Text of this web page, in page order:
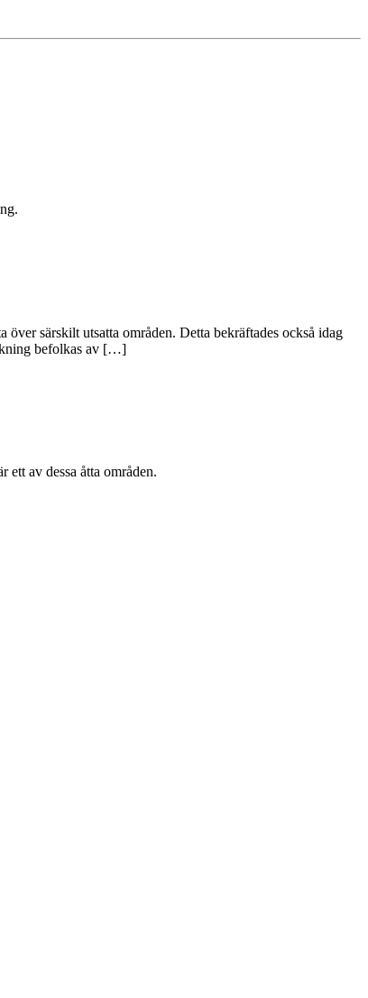
särskilt utsatta områden. Detta bekräftades också idag
befolkas av […]
av dessa åtta områden.